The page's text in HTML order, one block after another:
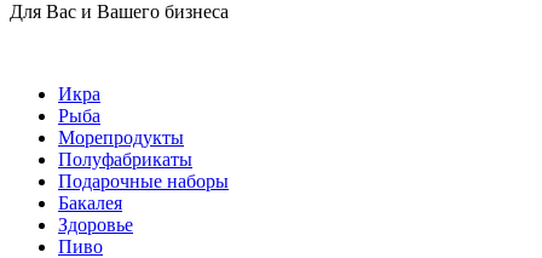
Для Вас и Вашего бизнеса
Икра
Рыба
Морепродукты
Полуфабрикаты
Подарочные наборы
Бакалея
Здоровье
Пиво